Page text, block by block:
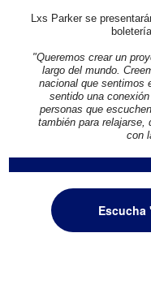
Lxs Parker se
"Queremos crear un
largo del mundo.
nacional que sentimos
sentido una
personas que
también para relajarse,
con
Escucha